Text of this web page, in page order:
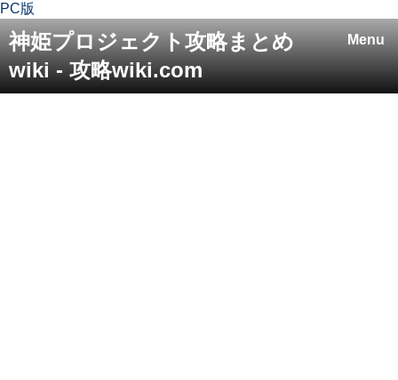
PC版
Menu
神姫プロジェクト攻略まとめ
wiki - 攻略wiki.com